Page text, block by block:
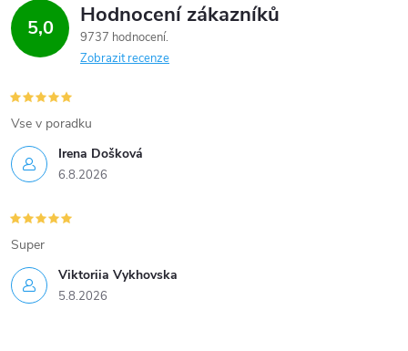
5,0 Hodnocení zákazníků
9737 hodnocení
Zobrazit recenze
Irena Došková
6.8.2026
Vse v poradku
Viktoriia Vykhovska
5.8.2026
Super